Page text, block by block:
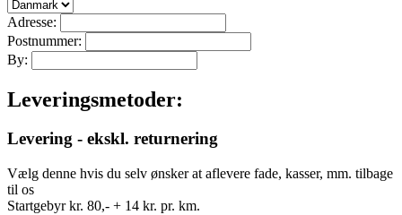
Adresse:
Postnummer:
By:
Leveringsmetoder:
Levering - ekskl. returnering
Vælg denne hvis du selv ønsker at aflevere fade, kasser, mm. tilbage
til os
Startgebyr kr. 80,- + 14 kr. pr. km.